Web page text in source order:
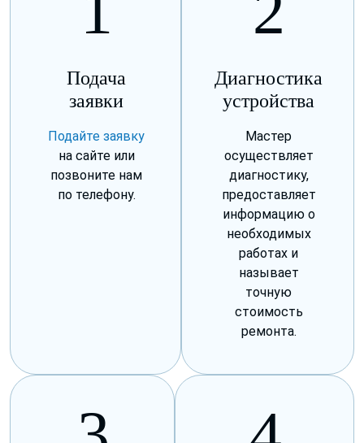
Подача
заявки
Подайте заявку
на сайте или
позвоните нам
по телефону.
Диагностика
устройства
Мастер
осуществляет
диагностику,
предоставляет
информацию о
необходимых
работах и
называет
точную
стоимость
ремонта.